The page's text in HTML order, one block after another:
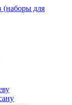
(наборы для